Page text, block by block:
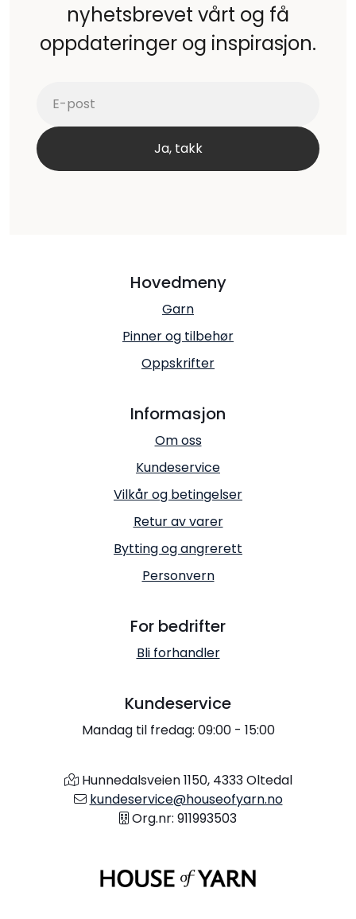
nyhetsbrevet vårt og få
oppdateringer og inspirasjon.
Hovedmeny
Garn
Pinner og tilbehør
Oppskrifter
Informasjon
Om oss
Kundeservice
Vilkår og betingelser
Retur av varer
Bytting og angrerett
Personvern
For bedrifter
Bli forhandler
Kundeservice
Mandag til fredag: 09:00 - 15:00
Hunnedalsveien 1150, 4333 Oltedal
kundeservice@houseofyarn.no
Org.nr: 911993503